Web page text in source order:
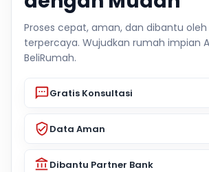
Proses cepat, aman, dan dibantu
terpercaya. Wujudkan rumah impian
BeliRumah.
Gratis Konsultasi
Data Aman
Dibantu Partner Bank